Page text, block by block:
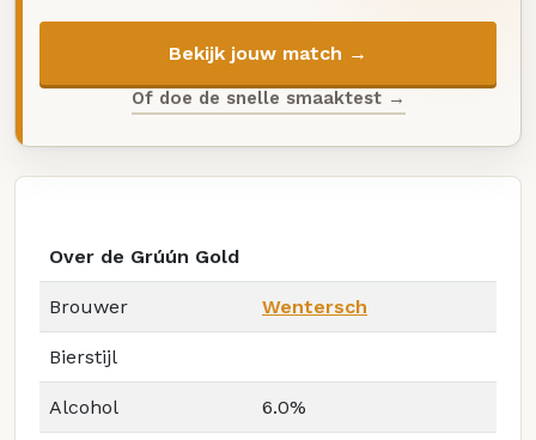
Bekijk jouw match →
Of doe de snelle smaaktest →
Over de Grúún Gold
Brouwer Wentersch
Bierstijl
Alcohol 6.0%